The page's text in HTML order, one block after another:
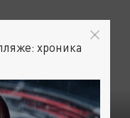
хроника